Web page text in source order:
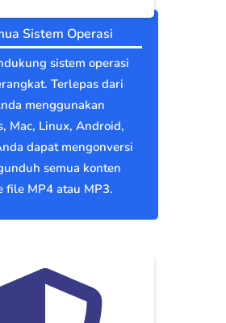
Sistem Operasi
sistem operasi
Terlepas dari
menggunakan
Mac, Linux, Android,
dapat mengonversi
semua konten
file MP4 atau MP3.